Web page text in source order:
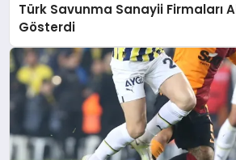
Türk Savunma Sanayii Firmaları
Gösterdi